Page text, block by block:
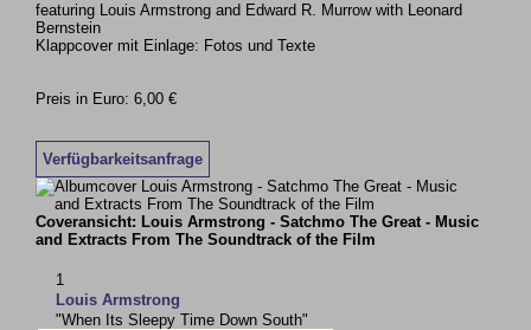
featuring Louis Armstrong and Edward R. Murrow with Leonard
Bernstein
Klappcover mit Einlage: Fotos und Texte
Preis in Euro: 6,00 €
Verfügbarkeitsanfrage
Coveransicht: Louis Armstrong - Satchmo The Great - Music
and Extracts From The Soundtrack of the Film
1
Louis Armstrong
"When Its Sleepy Time Down South"